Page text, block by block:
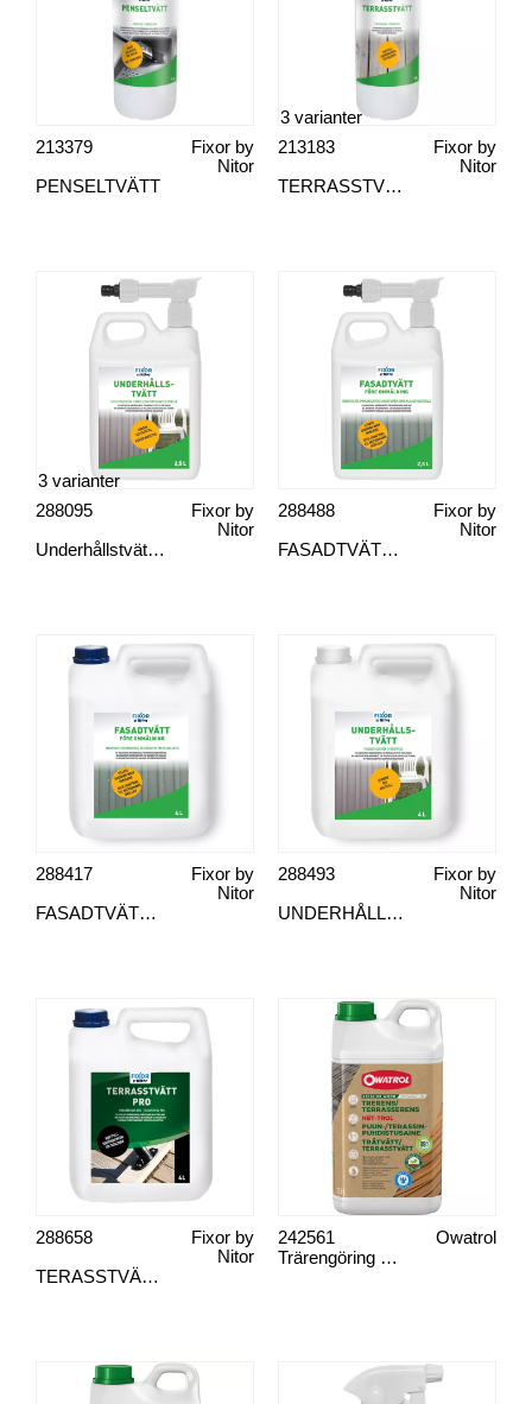
PENSELTVÄTT
Fixor by
Nitor
213379
TERRASSTVÄTT
Fixor by
Nitor
213183
3 varianter
Underhållstvätt, ejektor
Fixor by
Nitor
288095
3 varianter
FASADTVÄTT INNAN MÅLNING MED EJEKTOR
Fixor by
Nitor
288488
FASADTVÄTT FÖRE MÅLNING
Fixor by
Nitor
288417
UNDERHÅLLSTVÄTT
Fixor by
Nitor
288493
TERASSTVÄTT PREMIUM FIXOR 4 L
Fixor by
Nitor
288658
Trärengöring Net-Trol
Owatrol
242561